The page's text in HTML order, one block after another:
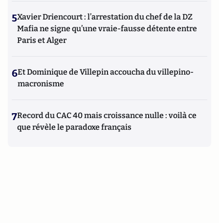
5Xavier Driencourt : l’arrestation du chef de la DZ
Mafia ne signe qu’une vraie-fausse détente entre
Paris et Alger
6Et Dominique de Villepin accoucha du villepino-
macronisme
7Record du CAC 40 mais croissance nulle : voilà ce
que révèle le paradoxe français